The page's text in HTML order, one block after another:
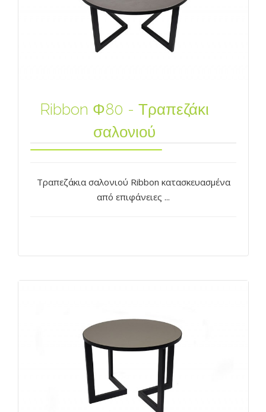
Ribbon Φ80 - Τραπεζάκι
σαλονιού
Τραπεζάκια σαλονιού Ribbon κατασκευασμένα
από επιφάνειες ...